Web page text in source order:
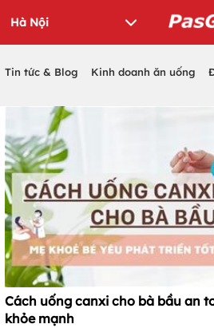
Tin tức & Blog Kinh doanh ăn uống
Cách uống canxi cho bà bầu an
khỏe mạnh